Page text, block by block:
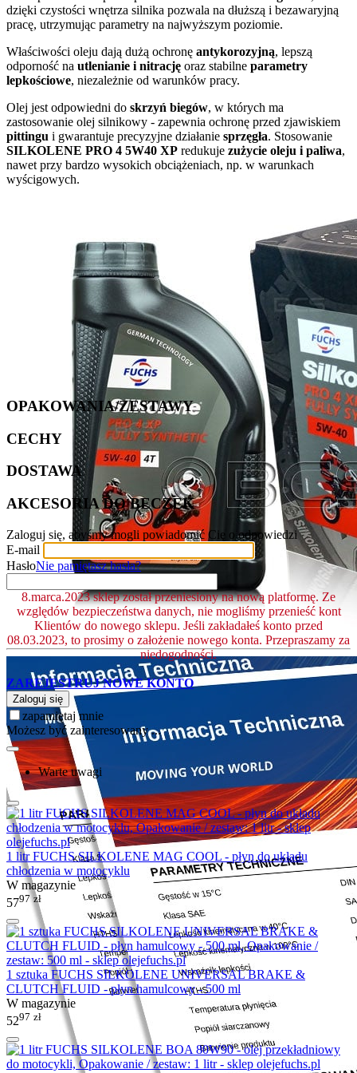
dzięki czystości wnętrza silnika pozwala na dłuższą i bezawaryjną
pracę, utrzymując parametry na najwyższym poziomie.
Właściwości oleju dają dużą ochronę antykorozyjną, lepszą
odporność na utlenianie i nitrację oraz stabilne parametry
lepkościowe, niezależnie od warunków pracy.
Olej jest odpowiedni do skrzyń biegów, w których ma
zastosowanie olej silnikowy - zapewnia ochronę przed zjawiskiem
pittingu i gwarantuje precyzyjne działanie sprzęgła. Stosowanie
SILKOLENE PRO 4 5W40 XP redukuje zużycie oleju i paliwa,
nawet przy bardzo wysokich obciążeniach, np. w warunkach
wyścigowych.
OPAKOWANIA/ZESTAWY
CECHY
DOSTAWA
AKCESORIA DO BECZEK
Zaloguj się, abyśmy mogli powiadomić Cię o odpowiedzi
E-mail
HasłoNie pamiętasz hasła?
8.marca.2023 sklep został przeniesiony na nową platformę. Ze
względów bezpieczeństwa danych, nie mogliśmy przenieść kont
Klientów do nowego sklepu. Jeśli zakładałeś konto przed
08.03.2023, to prosimy o założenie nowego konta. Przepraszamy za
niedogodności.
ZAREJESTRUJ NOWE KONTO
Zaloguj się
zapamiętaj mnie
Możesz być zainteresowany ...
Warte uwagi
1 litr FUCHS SILKOLENE MAG COOL - płyn do układu
chłodzenia w motocyklu
W magazynie
5797 zł
1 sztuka FUCHS SILKOLENE UNIVERSAL BRAKE &
CLUTCH FLUID - płyn hamulcowy - 500 ml
W magazynie
5297 zł